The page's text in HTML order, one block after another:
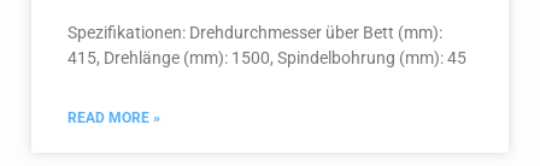
Spezifikationen: Drehdurchmesser über Bett (mm):
415, Drehlänge (mm): 1500, Spindelbohrung (mm): 45
READ MORE »